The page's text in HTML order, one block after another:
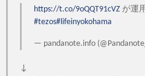
https://t.co/9oQQT91cVZ が運
#tezos#lifeinyokohama
— pandanote.info
↓